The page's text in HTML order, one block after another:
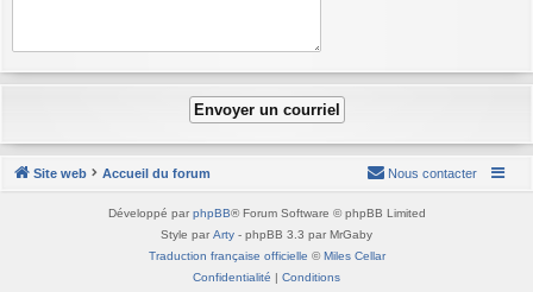
Site web Accueil du forum Nous contacter
Développé par phpBB® Forum Software © phpBB Limited
Style par Arty - phpBB 3.3 par MrGaby
Traduction française officielle ©Miles Cellar
Confidentialité | Conditions